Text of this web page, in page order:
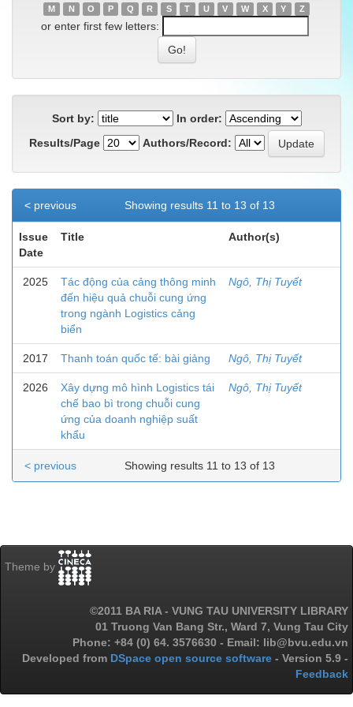
M
N O P Q R S T U V W X Y Z
or enter first few letters:
Sort by:
In order:
Results/Page
Authors/Record:
Showing results 11 to 13 of 13
< previous
Issue
Date
Title Author(s)
2025
Tác động của cảng thông minh
đến hiệu quả chuỗi cung ứng
trong ngành Logistics cảng
biển
Ngô, Thị Tuyết
2017 Thanh toán quốc tế: bài giảng Ngô, Thị Tuyết
2026
Xây dựng mô hình Logistics tái
chế bao bì trong chuỗi cung
ứng của doanh nghiệp suất
khẩu
Ngô, Thị Tuyết
Showing results 11 to 13 of 13
< previous
Theme by
©2011 BA RIA - VUNG TAU UNIVERSITY LIBRARY
01 Truong Van Bang Str., Ward 7, Vung Tau City
Phone: +84 (0) 64. 3576630 - Email: lib@bvu.edu.vn
Developed from DSpace open source software - Version 5.9 -
Feedback